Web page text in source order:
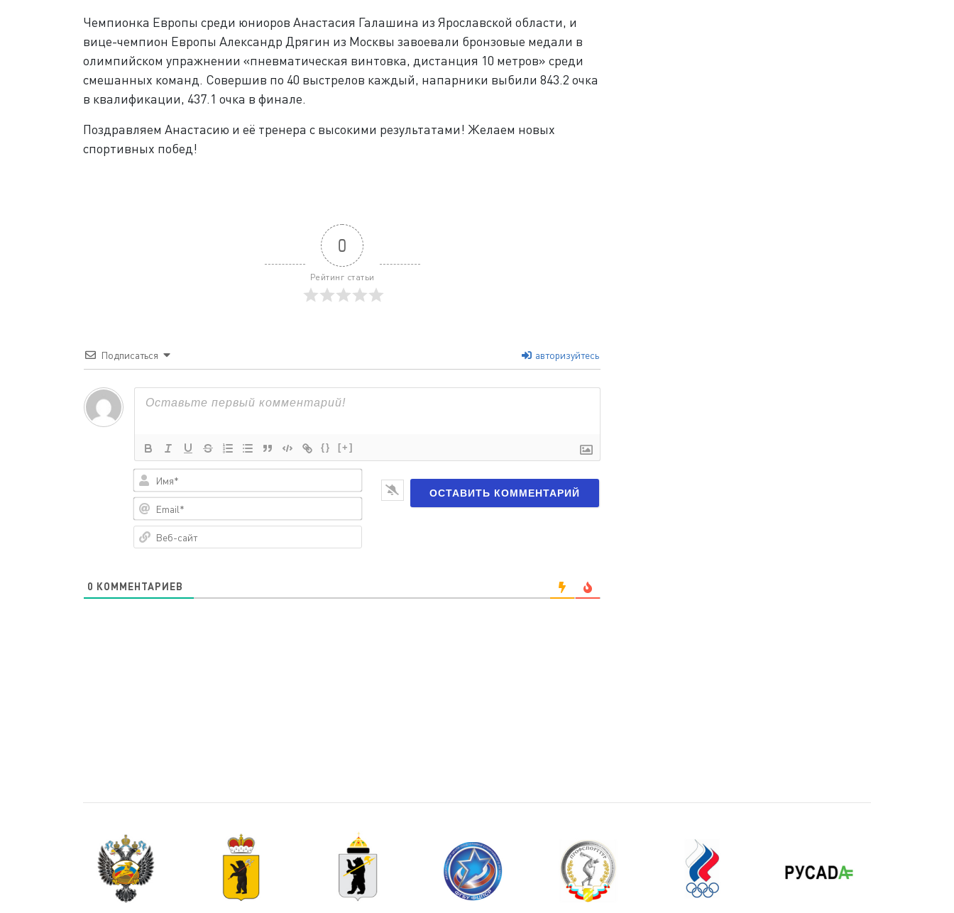
Чемпионка Европы среди юниоров Анастасия Галашина из Ярославской области, и
вице-чемпион Европы Александр Дрягин из Москвы завоевали бронзовые медали в
олимпийском упражнении «пневматическая винтовка, дистанция 10 метров» среди
смешанных команд. Совершив по 40 выстрелов каждый, напарники выбили 843.2 очка
в квалификации, 437.1 очка в финале.
Поздравляем Анастасию и её тренера с высокими результатами! Желаем новых
спортивных побед!
0
Рейтинг статьи
Подписаться авторизуйтесь
{} [+]
Имя*
Email*
сайт
0 КОММЕНТАРИЕВ